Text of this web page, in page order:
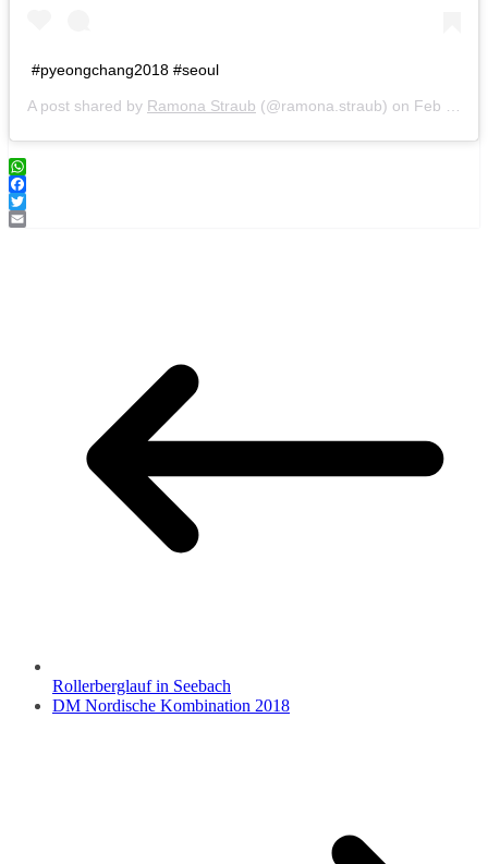
#pyeongchang2018 #seoul
A post shared by Ramona Straub (@ramona.straub) on Feb 18, 2018 at 11:09pm PST
WhatsApp
Facebook
Twitter
Rollerberglauf in Seebach
DM Nordische Kombination 2018